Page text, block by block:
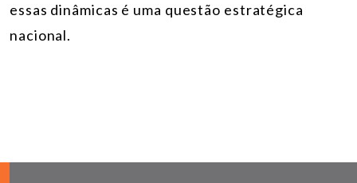
essas dinâmicas é uma questão estratégica
nacional.